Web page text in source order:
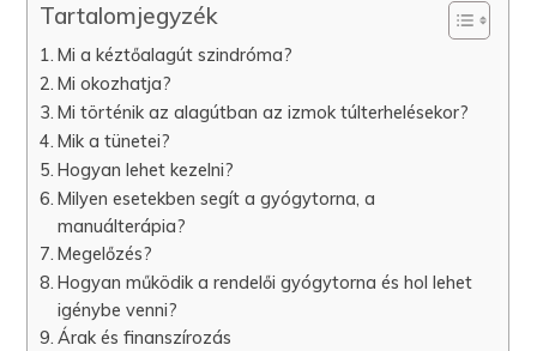
Tartalomjegyzék
Mi a kéztőalagút szindróma?
Mi okozhatja?
Mi történik az alagútban az izmok túlterhelésekor?
Mik a tünetei?
Hogyan lehet kezelni?
Milyen esetekben segít a gyógytorna, a
manuálterápia?
Megelőzés?
Hogyan működik a rendelői gyógytorna és hol lehet
igénybe venni?
Árak és finanszírozás